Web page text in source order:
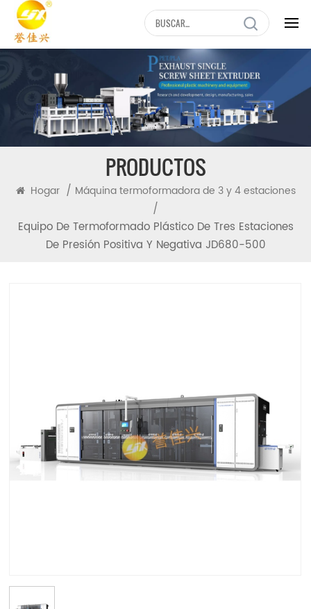
PRODUCTOS
Hogar / Máquina termoformadora de 3 y 4 estaciones
/
Equipo De Termoformado Plástico De Tres Estaciones
De Presión Positiva Y Negativa JD680-500